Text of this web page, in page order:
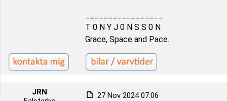
T 0 N Y J 0 N S S 0 N
Grace, Space and Pace.
JRN
27 Nov 2024 07:06